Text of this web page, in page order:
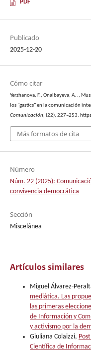
PDF
Publicado
2025-12-20
Cómo citar
Yerzhanova, F., Onalbayeva, A. .,
los "gastics" en la comunicación
Comunicación, (22), 227–253.
Más formatos de cita
Número
Núm. 22 (2025):
convivencia democrática
Sección
Miscelánea
Artículos similares
Miguel Álvarez-
mediática. Las
las primeras
de Información y
y activismo por la
Giuliana Colaizzi,
Científica de